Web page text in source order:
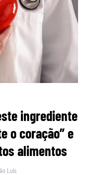
ingrediente
o coração” e
alimentos
Luís